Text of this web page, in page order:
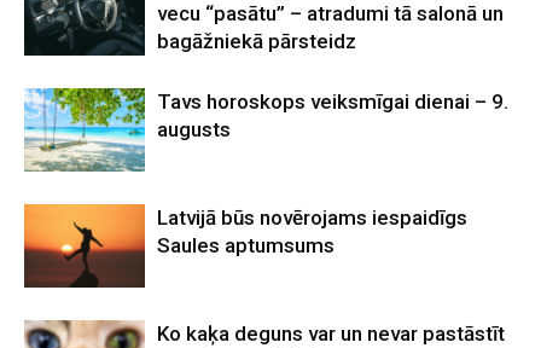
vecu “pasātu” – atradumi tā salonā un
bagāžniekā pārsteidz
Tavs horoskops veiksmīgai dienai – 9.
augusts
Latvijā būs novērojams iespaidīgs
Saules aptumsums
Ko kaķa deguns var un nevar pastāstīt